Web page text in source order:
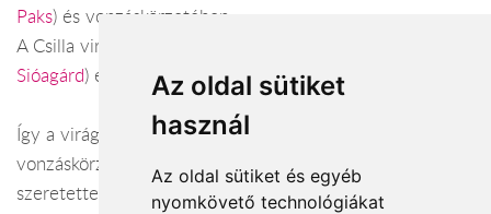
Az oldal sütiket
használ
Az oldal sütiket és egyéb
nyomkövető technológiákat
Paks) és vonzáskörzetében.
A Csilla virág ajándék Sióagárd területén (
Sióagárd) és vonzáskörzetében.
Így a virágküldés Tolna megye városaiban és azok
vonzáskörzetében is gond nélkül megoldható. Várjuk
szeretettel webáruházunkban!